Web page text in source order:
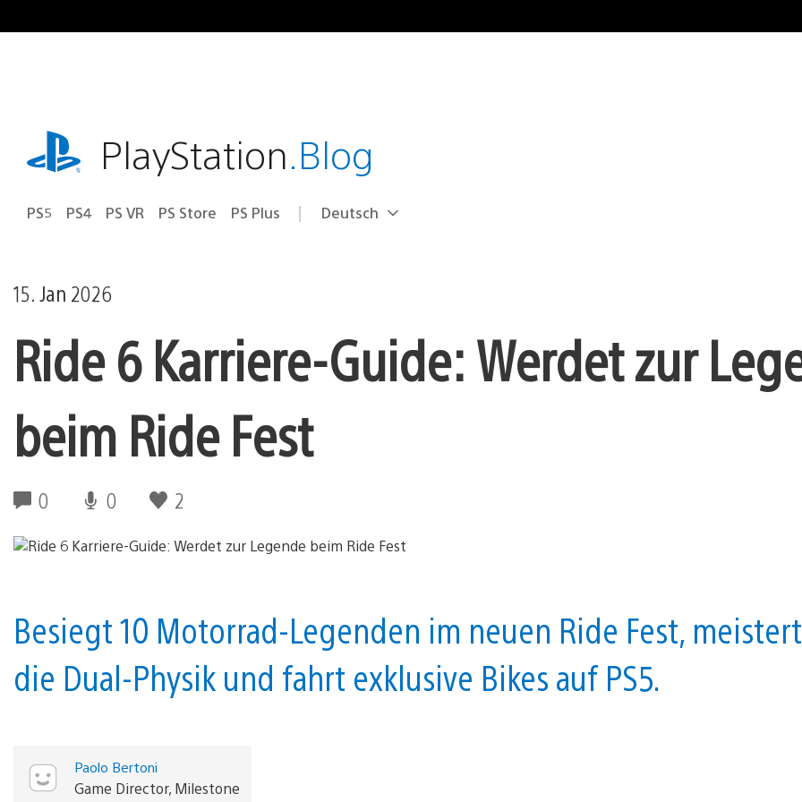
Inhalt
playstation.comPlayStation.Blog
PS5 PS4 PS VR PS Store PS Plus Select
Aktuelle
Deutsch
15. Jan 2026
Ride 6 Karriere-Guide: Werdet zur
beim Ride Fest
0 0 2
Besiegt 10 Motorrad-Legenden im neuen Ride Fest, meistert
die Dual-Physik und fahrt exklusive Bikes auf PS5.
Paolo Bertoni
Game Director, Milestone